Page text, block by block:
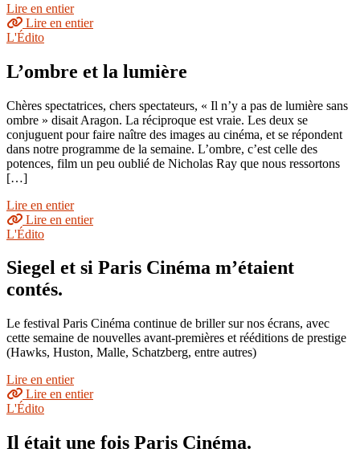
Lire en entier
Lire en entier
L'Édito
L’ombre et la lumière
Chères spectatrices, chers spectateurs, « Il n’y a pas de lumière sans
ombre » disait Aragon. La réciproque est vraie. Les deux se
conjuguent pour faire naître des images au cinéma, et se répondent
dans notre programme de la semaine. L’ombre, c’est celle des
potences, film un peu oublié de Nicholas Ray que nous ressortons
[…]
Lire en entier
Lire en entier
L'Édito
Siegel et si Paris Cinéma m’étaient
contés.
Le festival Paris Cinéma continue de briller sur nos écrans, avec
cette semaine de nouvelles avant-premières et rééditions de prestige
(Hawks, Huston, Malle, Schatzberg, entre autres)
Lire en entier
Lire en entier
L'Édito
Il était une fois Paris Cinéma.